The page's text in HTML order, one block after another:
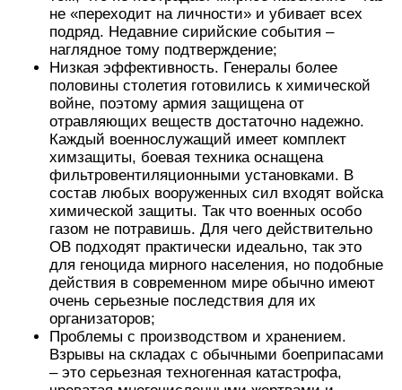
не «переходит на личности» и убивает всех
подряд. Недавние сирийские события –
наглядное тому подтверждение;
Низкая эффективность. Генералы более
половины столетия готовились к химической
войне, поэтому армия защищена от
отравляющих веществ достаточно надежно.
Каждый военнослужащий имеет комплект
химзащиты, боевая техника оснащена
фильтровентиляционными установками. В
состав любых вооруженных сил входят войска
химической защиты. Так что военных особо
газом не потравишь. Для чего действительно
ОВ подходят практически идеально, так это
для геноцида мирного населения, но подобные
действия в современном мире обычно имеют
очень серьезные последствия для их
организаторов;
Проблемы с производством и хранением.
Взрывы на складах с обычными боеприпасами
– это серьезная техногенная катастрофа,